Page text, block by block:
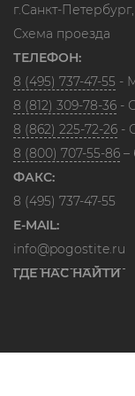
г.Санкт-
Схема проезда
ТЕЛЕФОН:
8 (495) 737-47-55 -
8 (812) 309-78-36 -
8 (862) 225-72-26 -
8 (800) 707-55-86 –
ФАКС:
8 (495) 737-47-55
E-MAIL:
info@pogostite.ru
ГДЕ НАС НАЙТИ